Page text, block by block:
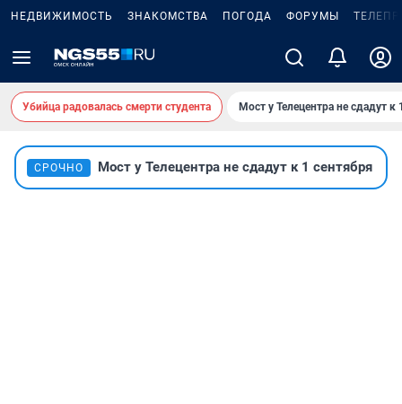
НЕДВИЖИМОСТЬ ЗНАКОМСТВА ПОГОДА ФОРУМЫ
Убийца радовалась смерти студента Мост у Телецентра не сдадут к
СРОЧНО Мост у Телецентра не сдадут к 1 сентября